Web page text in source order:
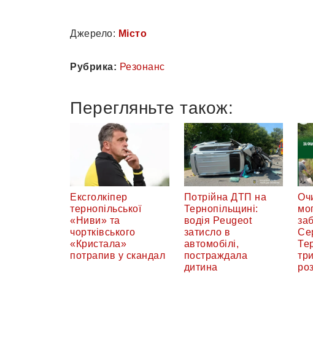
Джерело: Місто
Рубрика: Резонанс
Перегляньте також:
Ексголкіпер
тернопільської
«Ниви» та
чортківського
«Кристала»
потрапив у скандал
Потрійна ДТП на
Тернопільщині:
водія Peugeot
затисло в
автомобілі,
постраждала
дитина